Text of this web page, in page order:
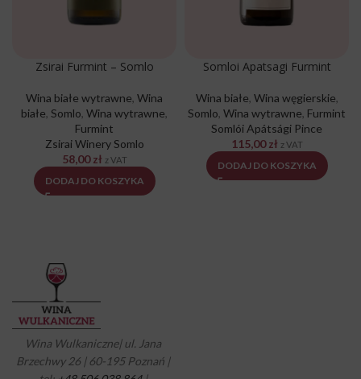
Zsirai Furmint – Somlo
Wina białe wytrawne, Wina
białe, Somlo, Wina wytrawne,
Furmint
Zsirai Winery Somlo
58,00zł z VAT
DODAJ DO KOSZYKA
Somloi Apatsagi Furmint
Wina białe, Wina węgierskie,
Somlo, Wina wytrawne, Furmint
Somlói Apátsági Pince
115,00zł z VAT
DODAJ DO KOSZYKA
Wina Wulkaniczne| ul. Jana
Brzechwy 26 | 60-195 Poznań |